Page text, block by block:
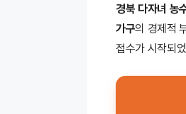
경북 다자녀 농
가구의 경제적
접수가 시작되